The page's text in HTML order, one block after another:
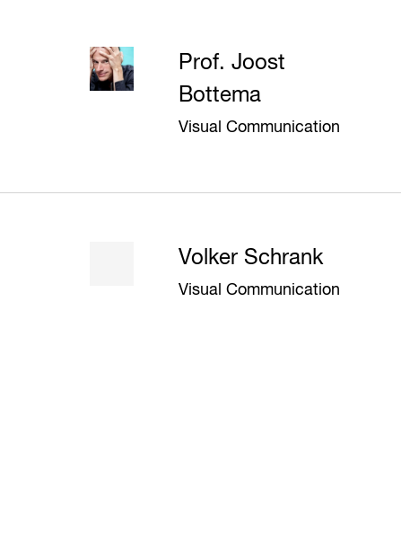
Prof. Joost
Bottema
Visual Communication
Volker Schrank
Visual Communication